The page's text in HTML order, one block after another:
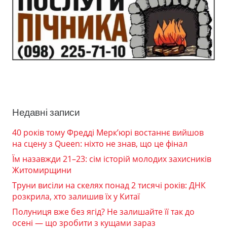
Недавні записи
40 років тому Фредді Мерк’юрі востаннє вийшов
на сцену з Queen: ніхто не знав, що це фінал
Їм назавжди 21–23: сім історій молодих захисників
Житомирщини
Труни висіли на скелях понад 2 тисячі років: ДНК
розкрила, хто залишив їх у Китаї
Полуниця вже без ягід? Не залишайте її так до
осені — що зробити з кущами зараз